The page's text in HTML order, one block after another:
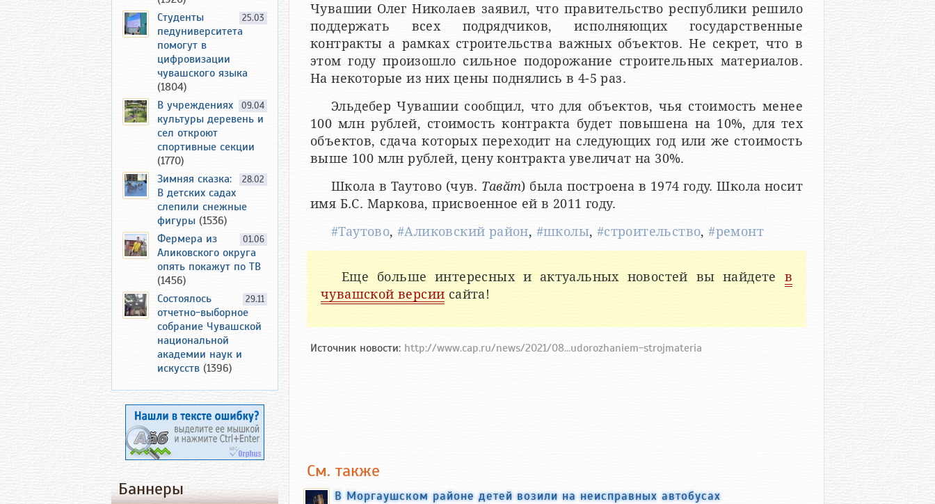
Чувашии Олег Николаев заявил, что правительство республики решило
поддержать всех подрядчиков, исполняющих государственные
контракты а рамках строительства важных объектов. Не секрет, что в
этом году произошло сильное подорожание строительных материалов.
На некоторые из них цены поднялись в 4-5 раз.
Эльдебер Чувашии сообщил, что для объектов, чья стоимость менее
100 млн рублей, стоимость контракта будет повышена на 10%, для тех
объектов, сдача которых переходит на следующих год или же стоимость
выше 100 млн рублей, цену контракта увеличат на 30%.
Школа в Таутово (чув. Тавӑт) была построена в 1974 году. Школа носит
имя Б.С. Маркова, присвоенное ей в 2011 году.
#Таутово,#Аликовский район, #школы, #строительство,#ремонт
Еще больше интересных и актуальных новостей вы найдете в
чувашской версии сайта!
Источник новости: http://www.cap.ru/news/2021/08...udorozhaniem-strojmateria
См. также
В Моргаушском районе детей возили на неисправных автобусах
25.03
Студенты
педуниверситета
помогут в
цифровизации
чувашского языка
(1804)
09.04
В учреждениях
культуры деревень и
сел откроют
спортивные секции
(1770)
28.02
Зимняя сказка:
В детских садах
слепили снежные
фигуры (1536)
01.06
Фермера из
Аликовского округа
опять покажут по ТВ
(1456)
29.11
Состоялось
отчетно-выборное
собрание Чувашской
национальной
академии наук и
искусств (1396)
Баннеры